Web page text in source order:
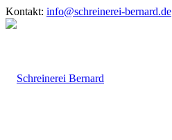
Kontakt: info@schreinerei-bernard.de